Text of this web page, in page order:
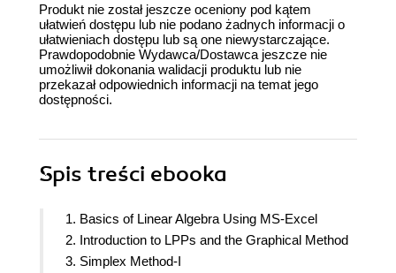
Produkt nie został jeszcze oceniony pod kątem
ułatwień dostępu lub nie podano żadnych informacji o
ułatwieniach dostępu lub są one niewystarczające.
Prawdopodobnie Wydawca/Dostawca jeszcze nie
umożliwił dokonania walidacji produktu lub nie
przekazał odpowiednich informacji na temat jego
dostępności.
Spis treści ebooka
1. Basics of Linear Algebra Using MS-Excel
2. Introduction to LPPs and the Graphical Method
3. Simplex Method-I